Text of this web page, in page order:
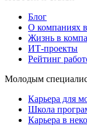
Блог
О компаниях
Жизнь в
ИТ-проекты
Рейтинг
Молодым
Карьера для
Школа
Карьера в